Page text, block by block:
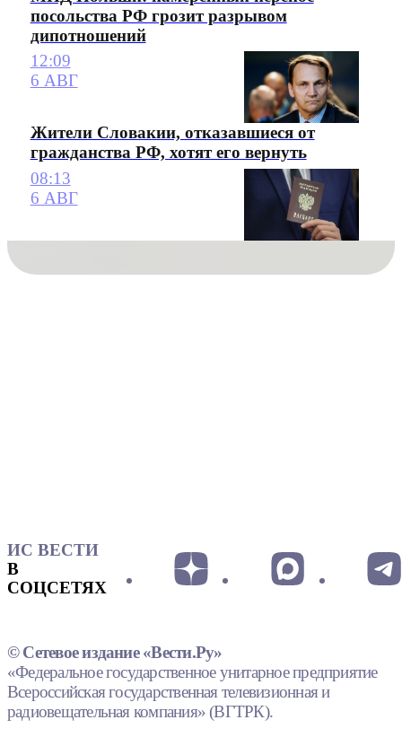
посольства РФ грозит разрывом
дипотношений
12:09
6 АВГ
Жители Словакии, отказавшиеся от
гражданства РФ, хотят его вернуть
08:13
6 АВГ
ИС ВЕСТИ
В
СОЦСЕТЯХ
© Сетевое издание «Вести.Ру»
«Федеральное государственное унитарное предприятие
Всероссийская государственная телевизионная и
радиовещательная компания» (ВГТРК).